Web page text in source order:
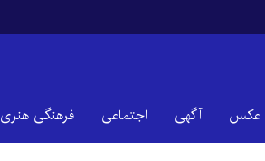
عکس آگهی اجتماعی فرهنگی هنری